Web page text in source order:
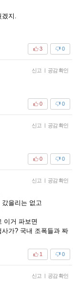
지.
0
3
신고 | 공감 확인
0
0
신고 | 공감 확인
0
0
신고 | 공감 확인
을리는 없고
이거 파보면
가? 국내 조폭들과 짜
0
1
신고 | 공감 확인